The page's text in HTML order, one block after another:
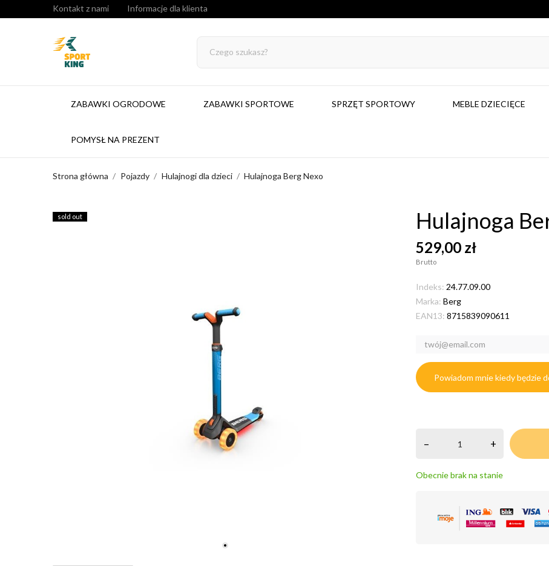
Kontakt z nami Informacje dla klienta
ZABAWKI OGRODOWE ZABAWKI SPORTOWE SPRZĘT SPORTOWY MEBLE DZIECIĘCE
POMYSŁ NA PREZENT
Strona główna Pojazdy Hulajnogi dla dzieci Hulajnoga Berg Nexo
sold out Hulajnoga
529,00 zł
Brutto
Indeks: 24.77.09.00
Marka: Berg
EAN13: 8715839090611
Powiadom mnie kiedy będzie
– +
Obecnie brak na stanie